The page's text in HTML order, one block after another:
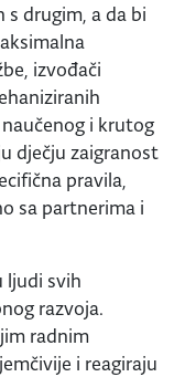
drugim, a da bi
izvođači
i krutog
dječju zaigranost
pravila,
sa partnerima i
ljudi svih
razvoja.
radnim
i reagiraju